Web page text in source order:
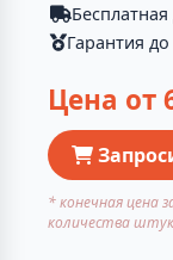
Гарантия
Цена от
* конечная цена
количества